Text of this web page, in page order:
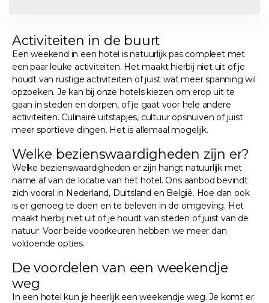
Activiteiten in de buurt
Een weekend in een hotel is natuurlijk pas compleet met
een paar leuke activiteiten. Het maakt hierbij niet uit of je
houdt van rustige activiteiten of juist wat meer spanning wil
opzoeken. Je kan bij onze hotels kiezen om erop uit te
gaan in steden en dorpen, of je gaat voor hele andere
activiteiten. Culinaire uitstapjes, cultuur opsnuiven of juist
meer sportieve dingen. Het is allemaal mogelijk.
Welke bezienswaardigheden zijn er?
Welke bezienswaardigheden er zijn hangt natuurlijk met
name af van de locatie van het hotel. Ons aanbod bevindt
zich vooral in Nederland, Duitsland en België. Hoe dan ook
is er genoeg te doen en te beleven in de omgeving. Het
maakt hierbij niet uit of je houdt van steden of juist van de
natuur. Voor beide voorkeuren hebben we meer dan
voldoende opties.
De voordelen van een weekendje
weg
In een hotel kun je heerlijk een weekendje weg. Je komt er